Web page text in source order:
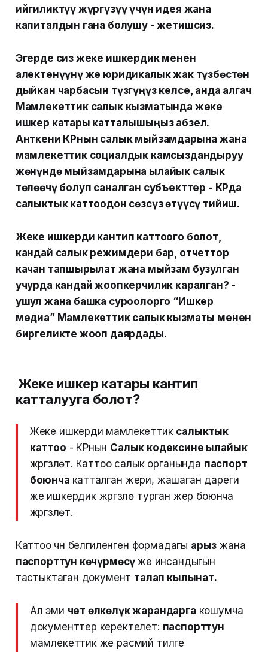
ийгиликтүү жүргүзүү үчүн идея жана
капиталдын гана болушу - жетишсиз.
Эгерде сиз жеке ишкердик менен
алектенүүнү же юридикалык жак түзбөстөн
дыйкан чарбасын түзгүңүз келсе, анда алгач
Мамлекеттик салык кызматында жеке
ишкер катары катталышыңыз абзел.
Анткени КРнын салык мыйзамдарына жана
мамлекеттик социалдык камсыздандыруу
жөнүндө мыйзамдарына ылайык салык
төлөөчү болуп саналган субъекттер - КРда
салыктык каттоодон сөзсүз өтүүсү тийиш.
Жеке ишкерди кантип каттоого болот,
кандай салык режимдери бар, отчеттор
качан тапшырылат жана мыйзам бузулган
учурда кандай жоопкерчилик каралган? -
ушул жана башка суроолорго “Ишкер
медиа” Мамлекеттик салык кызматы менен
биргеликте жооп даярдады.
Жеке ишкер катары кантип
катталууга болот?
Жеке ишкерди мамлекеттик салыктык
каттоо - КРнын Салык кодексине ылайык
жүргүзүлөт. Каттоо салык органында паспорт
боюнча катталган жери, жашаган дареги
же ишкердик жүргүзүлө турган жер боюнча
жүргүзүлөт.
Каттоо үчүн белгиленген формадагы арыз жана
паспорттун көчүрмөсүже инсандыгын
тастыктаган документ талап кылынат.
Ал эми чет өлкөлүк жарандарга кошумча
документтер керектелет: паспорттун
мамлекеттик же расмий тилге